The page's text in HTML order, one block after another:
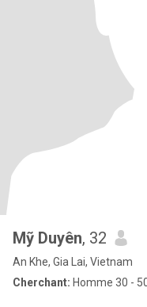
Mỹ Duyên, 32
An Khe, Gia Lai, Vietnam
Cherchant: Homme 30 -